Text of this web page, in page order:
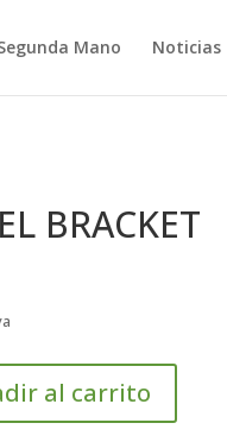
Mano Noticias
BRACKET
al carrito